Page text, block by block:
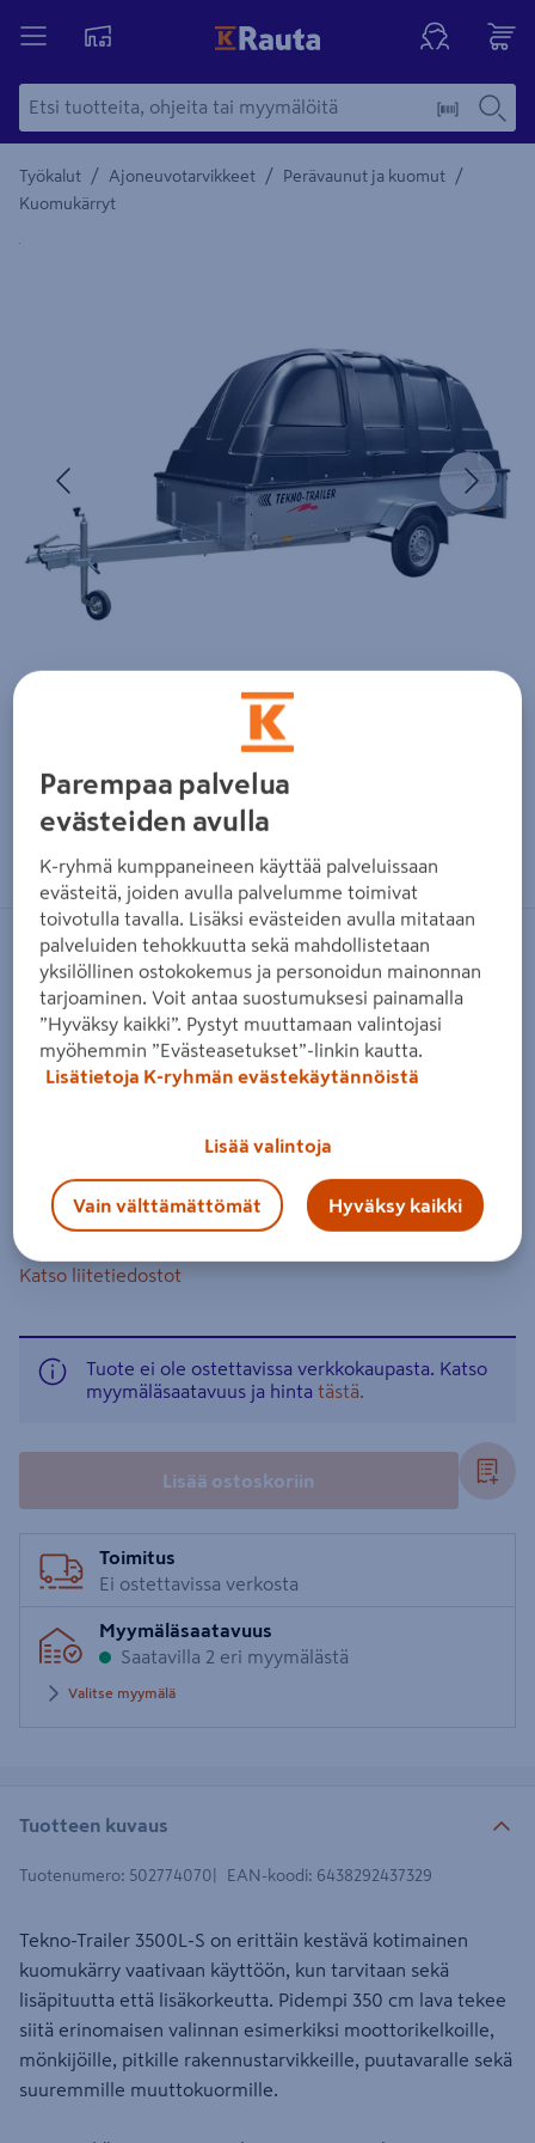
Työkalut / Ajoneuvotarvikkeet / Perävaunut ja kuomut /
Kuomukärryt
Yksityiskohtainen kuvaus löytyy Tuotteen kuvaus -
Zoomaa kuvaa sormilla kosketusnäytöllä
Peräkärry Tekno-Trailer 3500L-S
1,25m musta kuomu
NO BRAND
Tuotenumero :502774070 EAN-koodi:6438292437329
Tekno-Trailer 3500L-S on erittäin kestävä kotimainen
lisäpituutta että lisäkorkeutta.
Lue koko tuotekuvaus
Katso liitetiedostot
Tuote ei ole ostettavissa verkkokaupasta. Katso
myymäläsaatavuus ja hinta tästä.
Lisää ostoskoriin
Toimitus
Ei ostettavissa verkosta
Myymäläsaatavuus
Saatavilla 2 eri myymälästä
Valitse myymälä
Tuotteen kuvaus
Tuotenumero: 502774070 EAN-koodi: 6438292437329
Tekno-Trailer 3500L-S on erittäin kestävä kotimainen
kuomukärry vaativaan käyttöön, kun tarvitaan sekä
lisäpituutta että lisäkorkeutta. Pidempi 350 cm lava tekee
siitä erinomaisen valinnan esimerkiksi moottorikelkoille,
mönkijöille, pitkille rakennustarvikkeille, puutavaralle sekä
suuremmille muuttokuormille.
Parempaa palvelua
evästeiden avulla
K-ryhmä kumppaneineen käyttää palveluissaan
evästeitä, joiden avulla palvelumme toimivat
toivotulla tavalla. Lisäksi evästeiden avulla mitataan
palveluiden tehokkuutta sekä mahdollistetaan
yksilöllinen ostokokemus ja personoidun mainonnan
tarjoaminen. Voit antaa suostumuksesi painamalla
”Hyväksy kaikki”. Pystyt muuttamaan valintojasi
myöhemmin ”Evästeasetukset”-linkin kautta.
Lisätietoja K-ryhmän evästekäytännöistä
Lisää valintoja
Vain välttämättömät Hyväksy kaikki